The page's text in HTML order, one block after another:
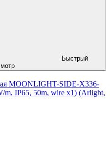
Быстрый
MOONLIGHT-SIDE-X336-
m, IP65, 50m, wire x1) (Arlight,